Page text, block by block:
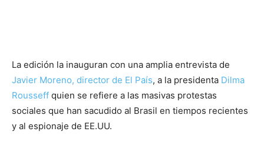
La edición la inauguran con una amplia entrevista de
Javier Moreno, director de El País, a la presidenta Dilma
Rousseff quien se refiere a las masivas protestas
sociales que han sacudido al Brasil en tiempos recientes
y al espionaje de EE.UU.